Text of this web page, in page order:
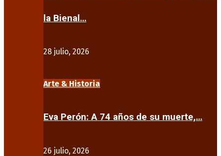
la Bienal…
28 julio, 2026
Arte & Historia
Eva Perón: A 74 años de su muerte,…
26 julio, 2026